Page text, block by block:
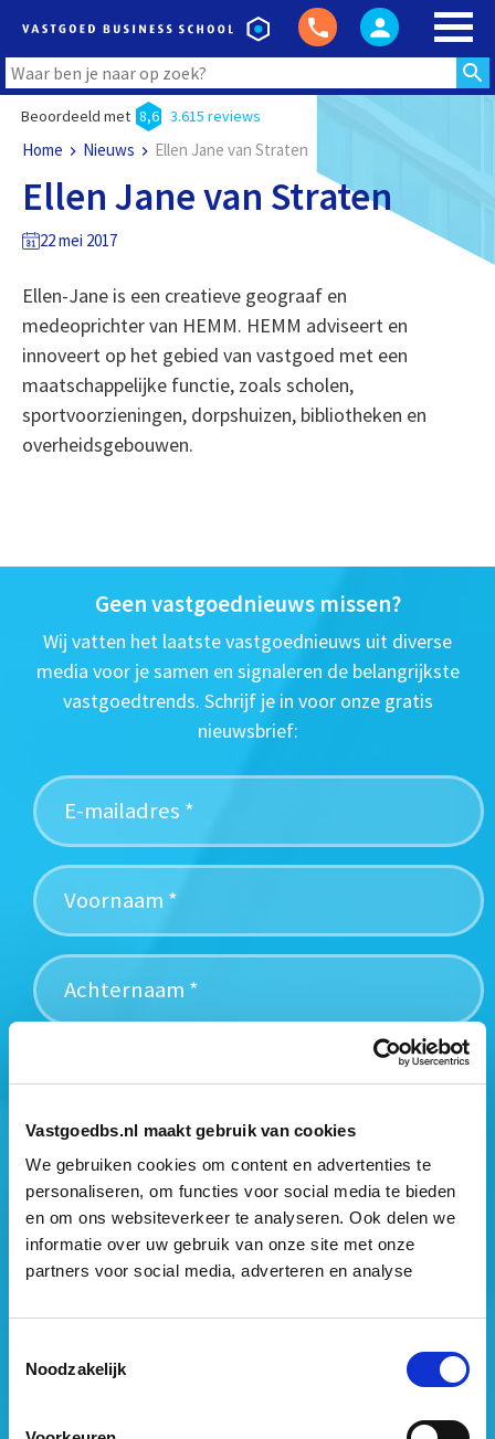
Vastgoedbs.nl maakt gebruik van cookies
We gebruiken cookies om content en advertenties te
personaliseren, om functies voor social media te bieden
en om ons websiteverkeer te analyseren. Ook delen we
informatie over uw gebruik van onze site met onze
partners voor social media, adverteren en analyse
Noodzakelijk
Beoordeeld met 8,6 3.615 reviews
Home Nieuws Ellen Jane van Straten
Ellen Jane van Straten
22 mei 2017
Ellen-Jane is een creatieve geograaf en
medeoprichter van HEMM. HEMM adviseert en
innoveert op het gebied van vastgoed met een
maatschappelijke functie, zoals scholen,
sportvoorzieningen, dorpshuizen, bibliotheken en
overheidsgebouwen.
Geen vastgoednieuws missen?
Wij vatten het laatste vastgoednieuws uit diverse
media voor je samen en signaleren de belangrijkste
vastgoedtrends. Schrijf je in voor onze gratis
nieuwsbrief:
Mogen wij jouw gegevens opslaan?*
en mij te informeren over het laatste vastgoednieuws.
Philitelaan 73